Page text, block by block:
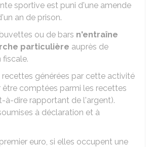
sportive est puni d'une amende
an de prison.
ou de bars n'entraîne
particulière auprès de
fiscale.
recettes générées par cette activité
être comptées parmi les recettes
à-dire rapportant de l'argent).
à déclaration et à
euro, si elles occupent une